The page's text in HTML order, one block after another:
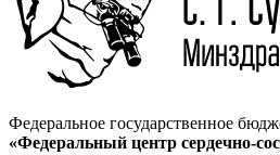
Федеральное государственное
«Федеральный центр сердечно-